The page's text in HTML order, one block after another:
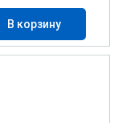
В корзину